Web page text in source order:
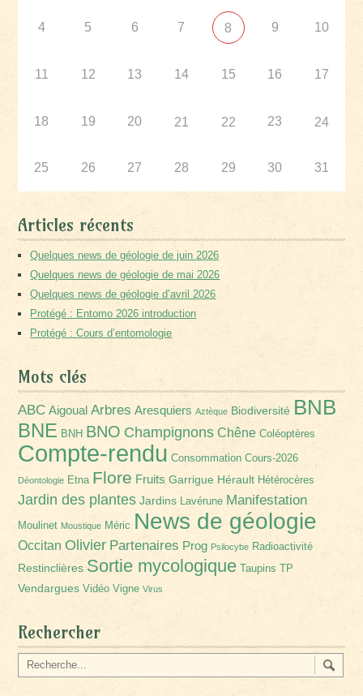
4 5 6 7 8 9 10
11 12 13 14 15 16 17
18 19 20 21 22 23 24
25 26 27 28 29 30 31
Articles récents
Quelques news de géologie de juin 2026
Quelques news de géologie de mai 2026
Quelques news de géologie d’avril 2026
Protégé : Entomo 2026 introduction
Protégé : Cours d’entomologie
Mots clés
ABC Aigoual Arbres Aresquiers Aztèque Biodiversité BNB
BNE BNH BNO Champignons Chêne Coléoptères
Compte-rendu Consommation Cours-2026
Déontologie Etna Flore Fruits Garrigue Hérault Hétérocères
Jardin des plantes Jardins Lavérune Manifestation
Moulinet Moustique Méric News de géologie
Occitan Olivier Partenaires Prog Psilocybe Radioactivité
Restinclières Sortie mycologique Taupins TP
Vendargues Vidéo Vigne Virus
Rechercher